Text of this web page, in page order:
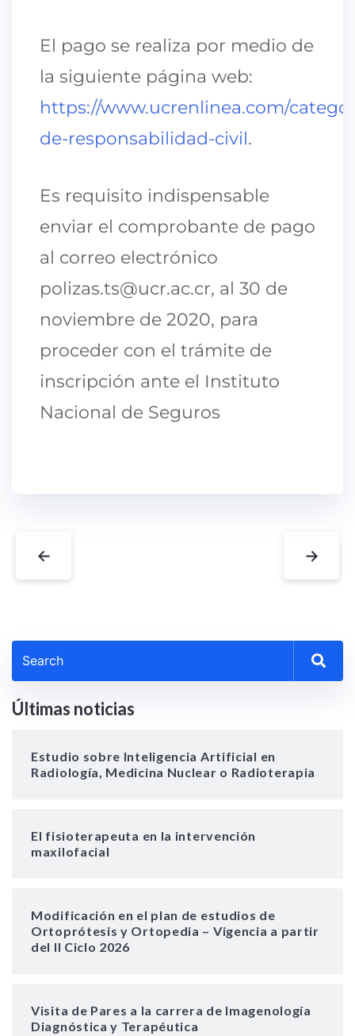
El pago se realiza por medio de
la siguiente página web:
https://www.ucrenlinea.com/
de-responsabilidad-civil.
Es requisito indispensable
enviar el comprobante de pago
al correo electrónico
polizas.ts@ucr.ac.cr, al 30 de
noviembre de 2020, para
proceder con el trámite de
inscripción ante el Instituto
Nacional de Seguros
← →
Últimas noticias
Estudio sobre Inteligencia Artificial en
Radiología, Medicina Nuclear o Radioterapia
El fisioterapeuta en la intervención
maxilofacial
Modificación en el plan de estudios de
Ortoprótesis y Ortopedia – Vigencia a partir
del II Ciclo 2026
Visita de Pares a la carrera de Imagenología
Diagnóstica y Terapéutica